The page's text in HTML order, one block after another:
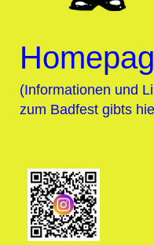
(Informationen und
zum Badfest gibts